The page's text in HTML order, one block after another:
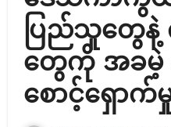
ပြည်သူတွေ
တွေကို အခမဲ့ က
စောင့်ရှောက်မှု